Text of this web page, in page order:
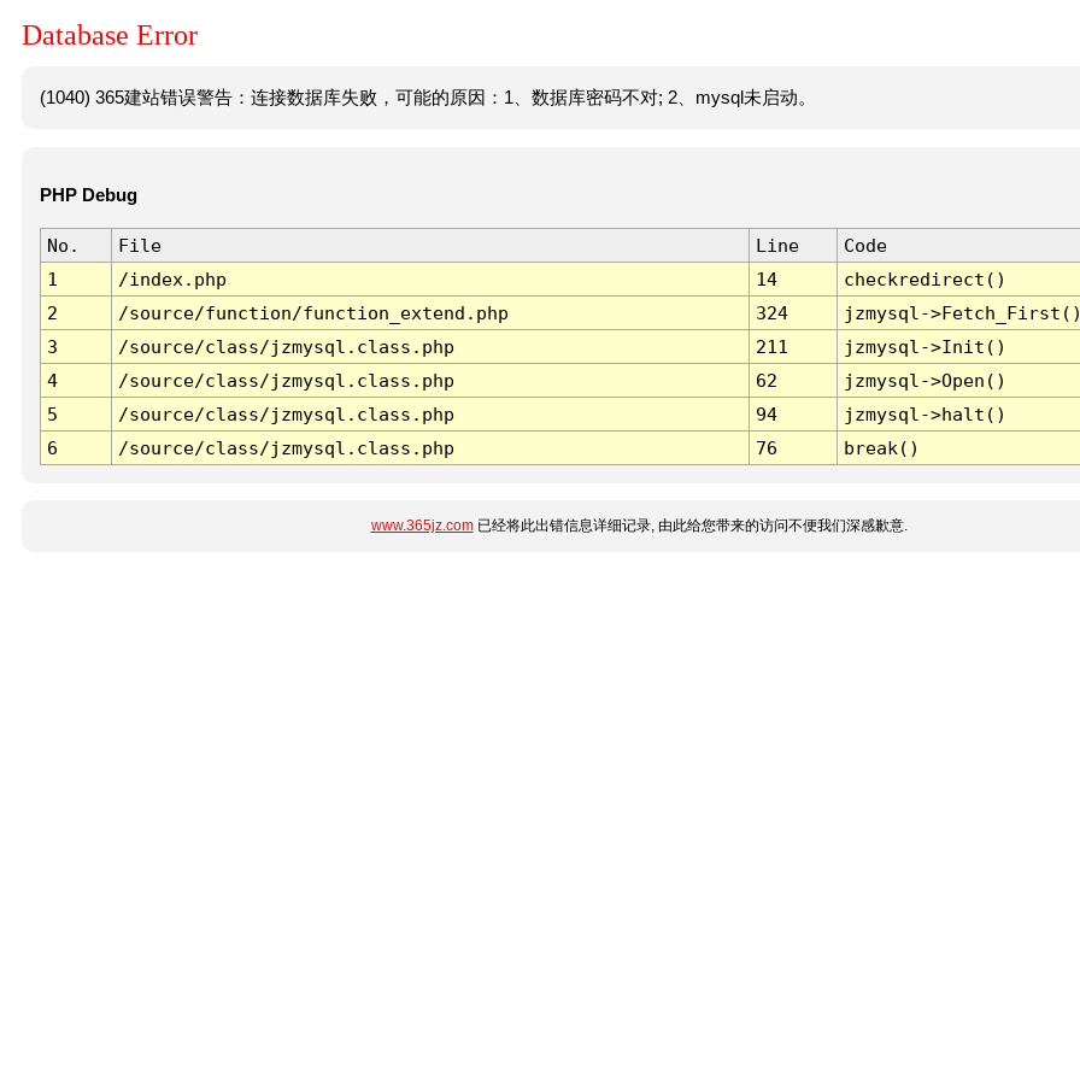
Database Error
(1040) 365建站错误警告：连接数据库失败，可能的原因：1、数据库密码不对; 2、mysql未启动。
PHP Debug
No. File Line
Code
1
/index.php 14
checkredirect()
2
/source/function/function_extend.php 324
jzmysql-
3
/source/class/jzmysql.class.php 211
jzmysql->Init()
4
/source/class/jzmysql.class.php 62
jzmysql->Open()
5
/source/class/jzmysql.class.php 94
jzmysql->halt()
6
/source/class/jzmysql.class.php 76 break()
www.365jz.com已经将此出错信息详细记录, 由此给您带来的访问不便我们深感歉意.